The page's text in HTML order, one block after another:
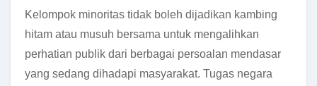
Kelompok minoritas tidak boleh dijadikan kambing
hitam atau musuh bersama untuk mengalihkan
perhatian publik dari berbagai persoalan mendasar
yang sedang dihadapi masyarakat. Tugas negara